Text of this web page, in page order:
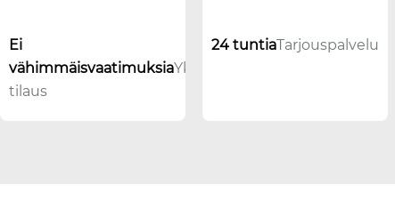
Ei
vähimmäisvaatimuksiaYksiosainen
tilaus
24 tuntiaTarjouspalvelu